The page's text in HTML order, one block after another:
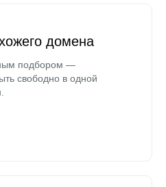
домена
подбором —
свободно в одной